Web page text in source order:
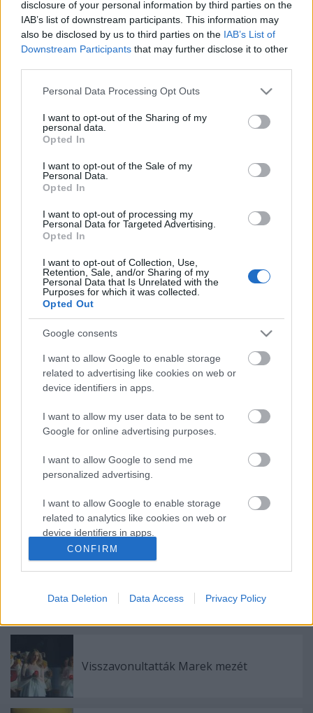
disclosure of your personal information by third parties on the
IAB’s list of downstream participants. This information may
also be disclosed by us to third parties on the IAB’s List of
Downstream Participants that may further disclose it to other
Please note that this website/app uses one or more Google
not limited to your visit or usage behaviour. You may click to
grant or deny consent to Google and its third-party tags to
use your data for below specified purposes in below Google
consent section.
Personal Data Processing Opt Outs
I want to opt-out of the Sharing of my
personal data.
Opted In
I want to opt-out of the Sale of my
Personal Data.
Opted In
I want to opt-out of processing my
Personal Data for Targeted Advertising.
Opted In
I want to opt-out of Collection, Use,
Retention, Sale, and/or Sharing of my
Personal Data that Is Unrelated with the
Purposes for which it was collected.
Opted Out
Google consents
I want to allow Google to enable storage
related to advertising like cookies on web or
device identifiers in apps.
I want to allow my user data to be sent to
Google for online advertising purposes.
I want to allow Google to send me
personalized advertising.
I want to allow Google to enable storage
related to analytics like cookies on web or
device identifiers in apps.
I want to allow Google to enable storage
I want to allow Google to enable storage
related to security, including authentication
functionality and fraud prevention, and other
user protection.
CONFIRM
Data Deletion Data Access Privacy Policy
fordulós magyar bajnokság is. Tovább után
megírjuk a szlovák U20 másodosztály részvevőit.
A szlovák junior 1. liga csapatai (2012/13):
Hoba Bratislava
Lokomotiv Nové Zámky
HC Topolcany
HK Trnava
HK 91 Senica
SHK 37 Piestany
HK 38 Dubnica
MSHK Prievidza
Povazská Bystrica
Mládez Michalovce
PHK Presov
MHK Ruzomberok
UTE-Vasas
Debrecen
juniorok
Ajánlott bejegyzések:
Elköltöztünk
Zigmund Pálffy kettőt lőtt Munrónak
Visszavonultatták Marek mezét